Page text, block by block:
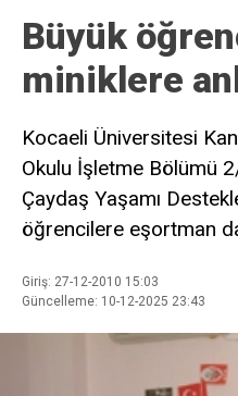
Büyük
miniklere
Kocaeli Üniversitesi
Okulu İşletme Bölümü
Çaydaş Yaşamı
öğrencilere eşortman
Giriş: 27-12-2010 15:03
Güncelleme: 10-12-2025 23:43